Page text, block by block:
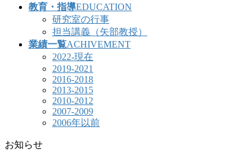
教育・指導EDUCATION
研究室の行事
担当講義（矢部教授）
業績一覧ACHIVEMENT
2022-現在
2019-2021
2016-2018
2013-2015
2010-2012
2007-2009
2006年以前
お知らせ